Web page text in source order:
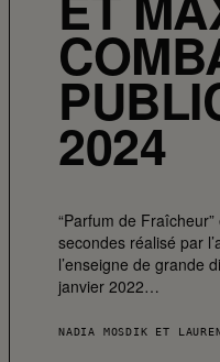
2024
“Parfum de
secondes réalisé par
l’enseigne de grande
janvier 2022…
NADIA MOSDIK ET